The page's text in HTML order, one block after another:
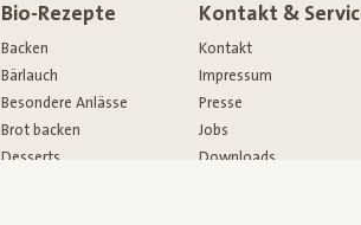
Bio-Rezepte
Backen
Bärlauch
Besondere Anlässe
Brot backen
Desserts
Kontakt &
Kontakt
Impressum
Presse
Jobs
Downloads